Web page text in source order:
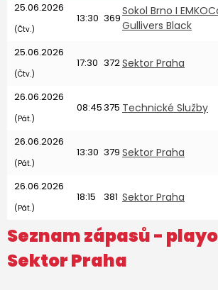
25.06.2026
(Čtv.)
13:30 369
Sokol Brno I
Gullivers Black
25.06.2026
(Čtv.)
17:30 372Sektor Praha
26.06.2026
(Pát.)
08:45375 Technické Služby
26.06.2026
(Pát.)
13:30 379 Sektor Praha
26.06.2026
(Pát.)
18:15 381 Sektor Praha
Seznam zápasů -
Sektor Praha